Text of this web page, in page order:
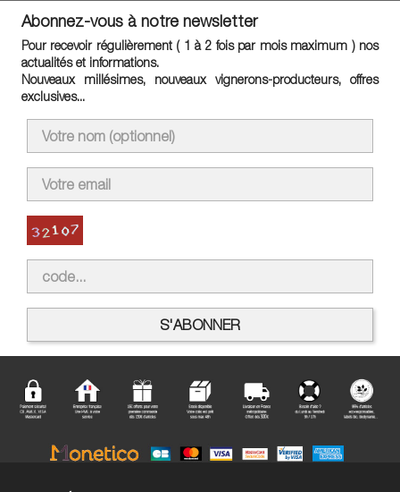
Abonnez-vous à notre newsletter
Pour recevoir régulièrement ( 1 à 2 fois par mois maximum ) nos
actualités et informations.
Nouveaux millésimes, nouveaux vignerons-producteurs, offres
exclusives...